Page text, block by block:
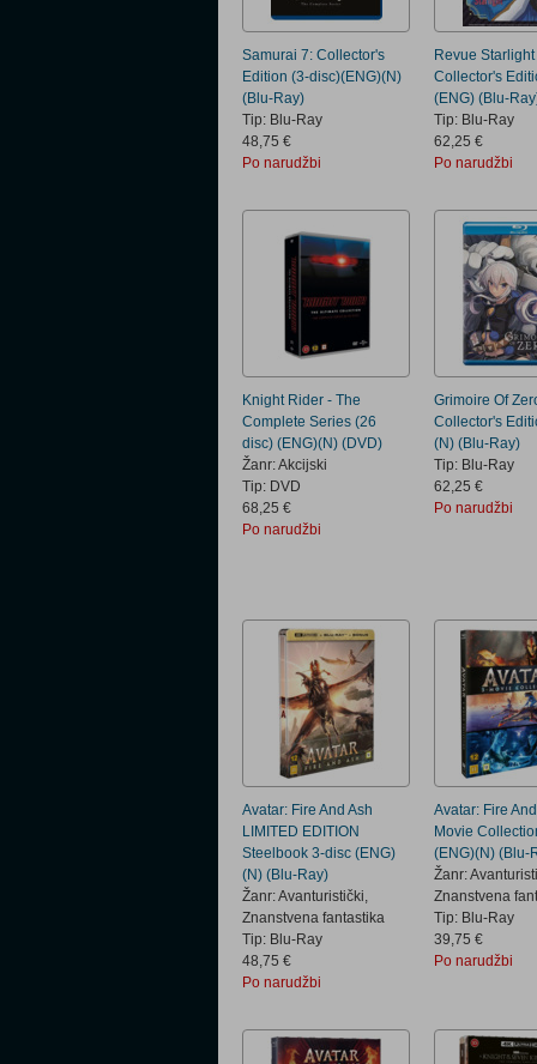
Samurai 7: Collector's
Edition (3-disc)(ENG)(N)
(Blu-Ray)
Tip: Blu-Ray
48,75 €
Po narudžbi
Revue Starlight
Collector's
(ENG) (Blu-
Tip: Blu-Ray
62,25 €
Po narudžbi
Knight Rider - The
Complete Series (26
disc) (ENG)(N) (DVD)
Žanr: Akcijski
Tip: DVD
68,25 €
Po narudžbi
Grimoire Of
Collector's
(N) (Blu-Ray)
Tip: Blu-Ray
62,25 €
Po narudžbi
Avatar: Fire And Ash
LIMITED EDITION
Steelbook 3-disc (ENG)
(N) (Blu-Ray)
Žanr: Avanturistički,
Znanstvena fantastika
Tip: Blu-Ray
48,75 €
Po narudžbi
Avatar: Fire
Movie
(ENG)(N) (Blu-
Žanr:
Znanstvena
Tip: Blu-Ray
39,75 €
Po narudžbi